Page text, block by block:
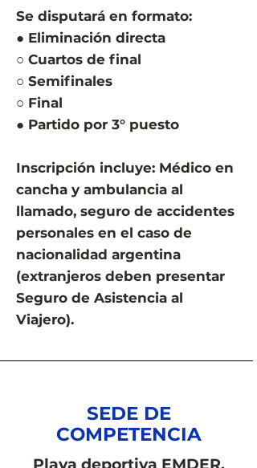
Se disputará en formato:
● Eliminación directa
○ Cuartos de final
○ Semifinales
○ Final
● Partido por 3° puesto
Inscripción incluye: Médico en
cancha y ambulancia al
llamado, seguro de accidentes
personales en el caso de
nacionalidad argentina
(extranjeros deben presentar
Seguro de Asistencia al
Viajero).
SEDE DE
COMPETENCIA